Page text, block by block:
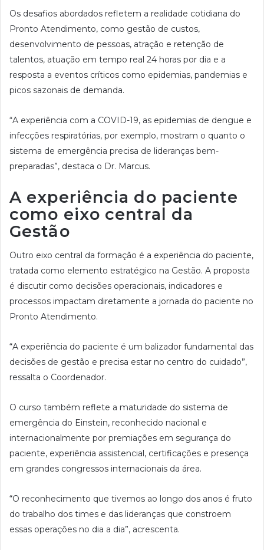
Os desafios abordados refletem a realidade cotidiana do
Pronto Atendimento, como gestão de custos,
desenvolvimento de pessoas, atração e retenção de
talentos, atuação em tempo real 24 horas por dia e a
resposta a eventos críticos como epidemias, pandemias e
picos sazonais de demanda.
“A experiência com a COVID-19, as epidemias de dengue e
infecções respiratórias, por exemplo, mostram o quanto o
sistema de emergência precisa de lideranças bem-
preparadas”, destaca o Dr. Marcus.
A experiência do paciente
como eixo central da
Gestão
Outro eixo central da formação é a experiência do paciente,
tratada como elemento estratégico na Gestão. A proposta
é discutir como decisões operacionais, indicadores e
processos impactam diretamente a jornada do paciente no
Pronto Atendimento.
“A experiência do paciente é um balizador fundamental das
decisões de gestão e precisa estar no centro do cuidado”,
ressalta o Coordenador.
O curso também reflete a maturidade do sistema de
emergência do Einstein, reconhecido nacional e
internacionalmente por premiações em segurança do
paciente, experiência assistencial, certificações e presença
em grandes congressos internacionais da área.
“O reconhecimento que tivemos ao longo dos anos é fruto
do trabalho dos times e das lideranças que constroem
essas operações no dia a dia”, acrescenta.